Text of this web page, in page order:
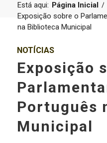
Está aqui: Página Inicial /
Exposição sobre o
na Biblioteca Municipal
NOTÍCIAS
Exposição
Português
Municipal